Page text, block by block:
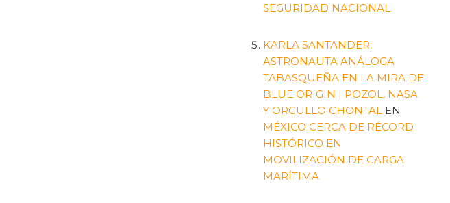
SEGURIDAD NACIONAL
KARLA SANTANDER:
ASTRONAUTA ANÁLOGA
TABASQUEÑA EN LA MIRA DE
BLUE ORIGIN | POZOL, NASA
Y ORGULLO CHONTAL EN
MÉXICO CERCA DE RÉCORD
HISTÓRICO EN
MOVILIZACIÓN DE CARGA
MARÍTIMA